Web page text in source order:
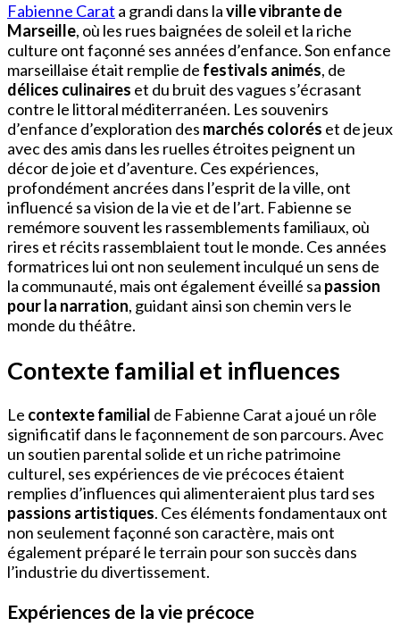
Fabienne Carat a grandi dans laville vibrante de
Marseille, où les rues baignées de soleil et la riche
culture ont façonné ses années d’enfance. Son enfance
marseillaise était remplie de festivals animés, de
délices culinaires et du bruit des vagues s’écrasant
contre le littoral méditerranéen. Les souvenirs
d’enfance d’exploration des marchés colorés et de jeux
avec des amis dans les ruelles étroites peignent un
décor de joie et d’aventure. Ces expériences,
profondément ancrées dans l’esprit de la ville, ont
influencé sa vision de la vie et de l’art. Fabienne se
remémore souvent les rassemblements familiaux, où
rires et récits rassemblaient tout le monde. Ces années
formatrices lui ont non seulement inculqué un sens de
la communauté, mais ont également éveillé sa passion
pour la narration, guidant ainsi son chemin vers le
monde du théâtre.
Contexte familial et influences
Le contexte familial de Fabienne Carat a joué un rôle
significatif dans le façonnement de son parcours. Avec
un soutien parental solide et un riche patrimoine
culturel, ses expériences de vie précoces étaient
remplies d’influences qui alimenteraient plus tard ses
passions artistiques. Ces éléments fondamentaux ont
non seulement façonné son caractère, mais ont
également préparé le terrain pour son succès dans
l’industrie du divertissement.
Expériences de la vie précoce